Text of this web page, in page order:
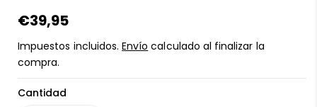
Precio
regular
€39,95
Impuestos incluidos.Envío calculado al finalizar la
compra.
Cantidad